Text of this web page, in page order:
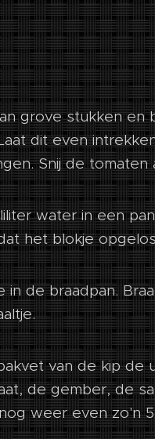
grove stukken
dit even
Snij de tomaten
water in een
het blokje
in de braadpan.
van de kip de
de gember, de
weer even zo'n